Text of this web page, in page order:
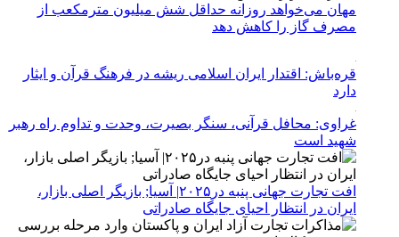
مهان می‌خواهد روزانه حداقل شش میلیون مترمکعب از
مصرف گاز را کاهش دهد
قره‌باش: اقتدار ایران اسلامی ریشه در فرهنگ قرآن و ایثار
دارد
غراوی: محافل قرآنی، سنگر بصیرت، وحدت و تداوم راه رهبر
شهید است
افت تجارت جهانی پنبه در۲۰۲۵| آسیا; بازیگر اصلی بازار،
ایران در انتظار احیای جایگاه صادراتی